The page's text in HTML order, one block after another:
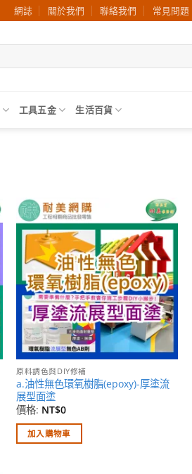
網誌 關於我們 聯絡我們 常見問題
工具五金 生活百貨
加入
願望
清單
原料調色與DIY修補
a.油性無色環氧樹脂(epoxy)-厚塗流
展型面塗
價格: NT$0
加入購物車